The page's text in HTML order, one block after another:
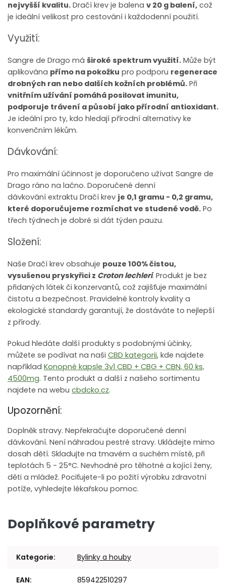
nejvyšší kvalitu. Dračí krev je balena v 20 g balení, což
je ideální velikost pro cestování i každodenní použití.
Využití:
Sangre de Drago má široké spektrum využití. Může být
aplikována přímo na pokožku pro podporu regenerace
drobných ran nebo dalších kožních problémů. Při
vnitřním užívání pomáhá posilovat imunitu,
podporuje trávení a působí jako přírodní antioxidant.
Je ideální pro ty, kdo hledají přírodní alternativy ke
konvenčním lékům.
Dávkování:
Pro maximální účinnost je doporučeno užívat Sangre de
Drago ráno na lačno. Doporučené denní
dávkování extraktu Dračí krev je 0,1 gramu - 0,2 gramu,
které doporučujeme rozmíchat ve studené vodě. Po
třech týdnech je dobré si dát týden pauzu.
Složení:
Naše Dračí krev obsahuje pouze 100% čistou,
vysušenou pryskyřici z Croton lechleri. Produkt je bez
přidaných látek či konzervantů, což zajišťuje maximální
čistotu a bezpečnost. Pravidelné kontroly kvality a
ekologické standardy garantují, že dostáváte to nejlepší
z přírody.
Pokud hledáte další produkty s podobnými účinky,
můžete se podívat na naši CBD kategorii, kde najdete
například Konopné kapsle 3v1 CBD + CBG + CBN, 60 ks,
4500mg. Tento produkt a další z našeho sortimentu
najdete na webu cbdcko.cz.
Upozornění:
Doplněk stravy. Nepřekračujte doporučené denní
dávkování. Není náhradou pestré stravy. Ukládejte mimo
dosah dětí. Skladujte na tmavém a suchém místě, při
teplotách 5 - 25°C. Nevhodné pro těhotné a kojící ženy,
děti a mládež. Pociťujete-li po požití výrobku zdravotní
potíže, vyhledejte lékařskou pomoc.
Doplňkové parametry
Kategorie: Bylinky a houby
EAN: 859422510297